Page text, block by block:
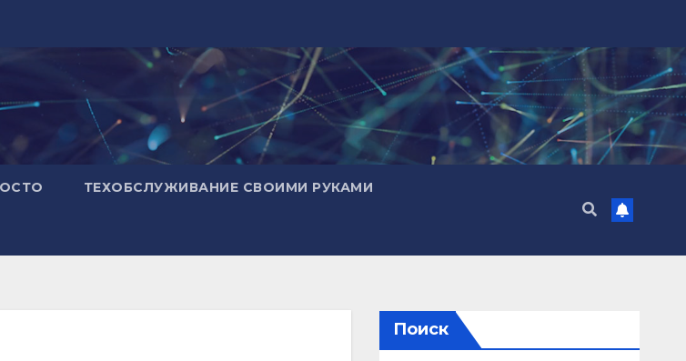
ТЕХОБСЛУЖИВАНИЕ СВОИМИ РУКАМИ
Поиск